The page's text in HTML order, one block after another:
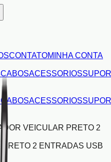
CONTATOMINHA CONTA
CABOSACESSORIOS
CABOSACESSORIOS
VEICULAR PRETO 2